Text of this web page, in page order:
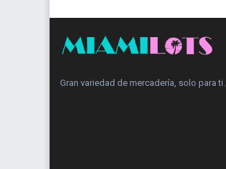
Gran variedad de mercadería, solo para ti.